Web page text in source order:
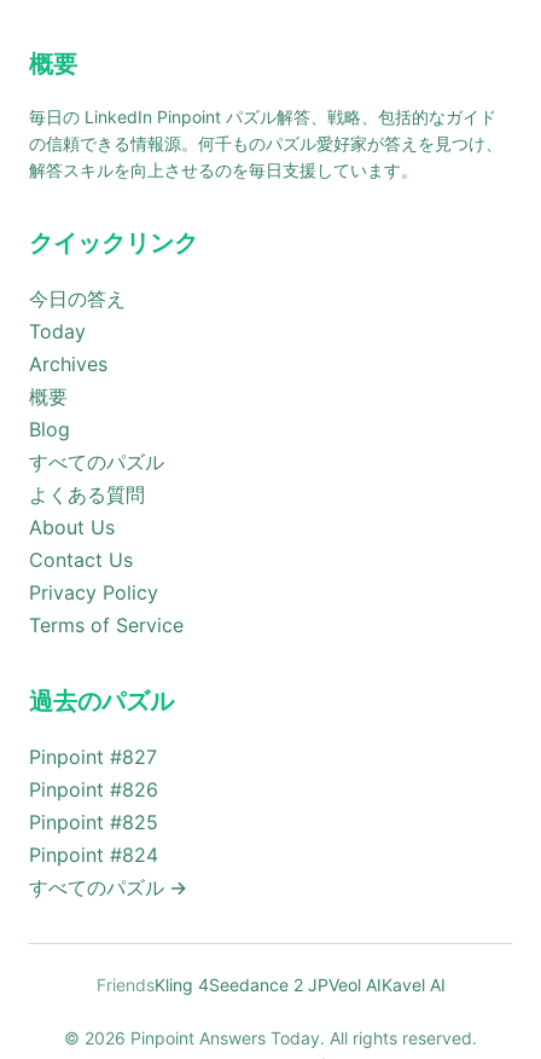
概要
毎日の LinkedIn Pinpoint パズル解答、戦略、包括的なガイド
の信頼できる情報源。何千ものパズル愛好家が答えを見つけ、
解答スキルを向上させるのを毎日支援しています。
クイックリンク
今日の答え
Today
Archives
概要
Blog
すべてのパズル
よくある質問
About Us
Contact Us
Privacy Policy
Terms of Service
過去のパズル
Pinpoint #827
Pinpoint #826
Pinpoint #825
Pinpoint #824
すべてのパズル →
FriendsKling 4Seedance 2 JPVeol AIKavel AI
© 2026 Pinpoint Answers Today. All rights reserved.